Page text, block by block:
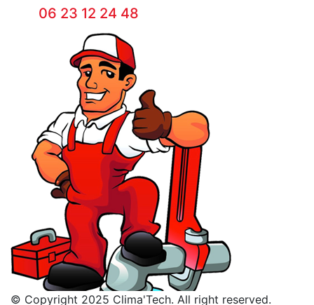
06 23 12 24 48
© Copyright 2025 Clima'Tech. All right reserved.